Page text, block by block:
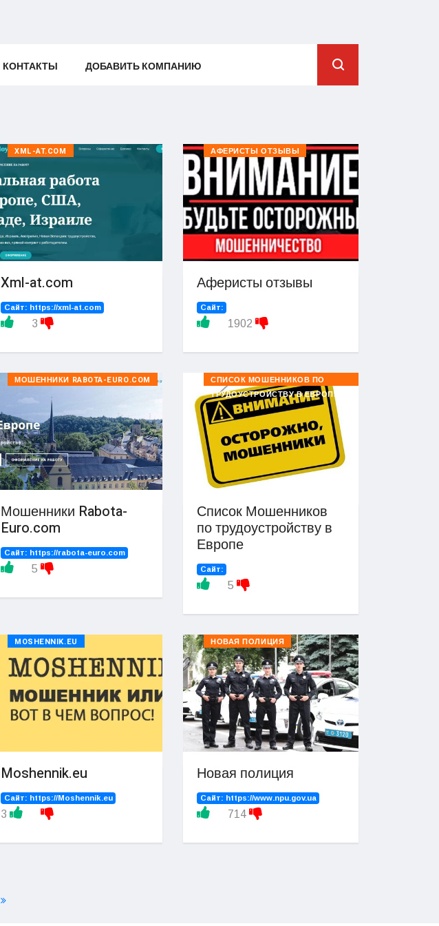
КОНТАКТЫ ДОБАВИТЬ КОМПАНИЮ
XML-AT.COM
Xml-at.com
Сайт: https://xml-at.com
3
АФЕРИСТЫ ОТЗЫВЫ
Аферисты отзывы
Сайт:
1902
МОШЕННИКИ RABOTA-EURO.COM
Мошенники Rabota-
Euro.com
Сайт: https://rabota-euro.com
5
СПИСОК МОШЕННИКОВ ПО
ТРУДОУСТРОЙСТВУ В ЕВРОПЕ
Список Мошенников
по трудоустройству в
Европе
Сайт:
5
MOSHENNIK.EU
Moshennik.eu
Сайт: https://Moshennik.eu
3
НОВАЯ ПОЛИЦИЯ
Новая полиция
Сайт: https://www.npu.gov.ua
714